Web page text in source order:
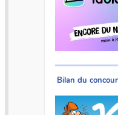
Bilan du